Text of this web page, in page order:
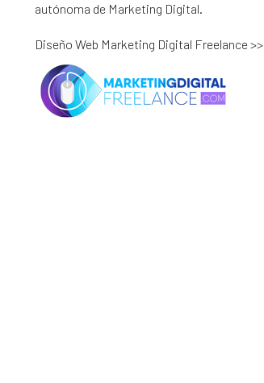
autónoma de Marketing Digital.
Diseño Web Marketing Digital Freelance >>